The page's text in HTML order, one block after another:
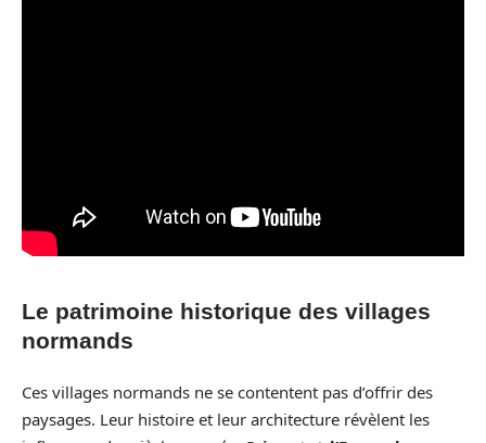
Le patrimoine historique des villages
normands
Ces villages normands ne se contentent pas d’offrir des
paysages. Leur histoire et leur architecture révèlent les